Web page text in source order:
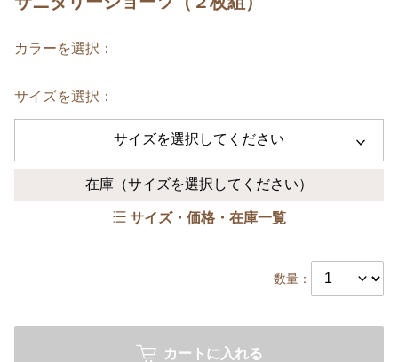
カラーを選択：
サイズを選択：
サイズを選択してください
在庫 （サイズを選択してください）
サイズ・価格・在庫一覧
数量：
カートに入れる